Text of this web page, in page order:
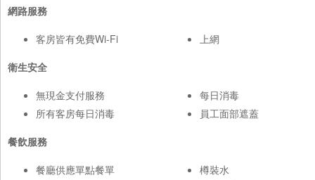
網路服務
客房皆有免費Wi-Fi
上網
衛生安全
無現金支付服務
所有客房每日消毒
每日消毒
員工面部遮蓋
餐飲服務
餐廳供應單點餐單
樽裝水